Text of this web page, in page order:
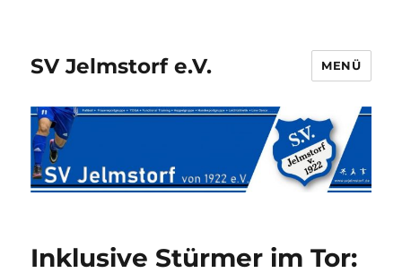
SV Jelmstorf e.V. MENÜ
Inklusive Stürmer im Tor: